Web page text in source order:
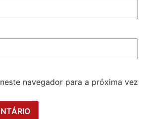
navegador para a próxima vez